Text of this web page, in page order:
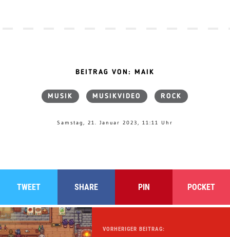
BEITRAG VON: MAIK
MUSIK MUSIKVIDEO ROCK
Samstag, 21. Januar 2023, 11:11 Uhr
TWEET SHARE PIN POCKET
VORHERIGER BEITRAG: